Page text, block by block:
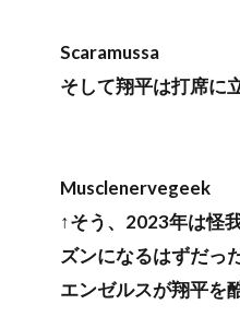
Scaramussa
そして翔平は打席に
Musclenervegeek
↑そう、2023年は怪
ズンになるはずだっ
エンゼルスが翔平を